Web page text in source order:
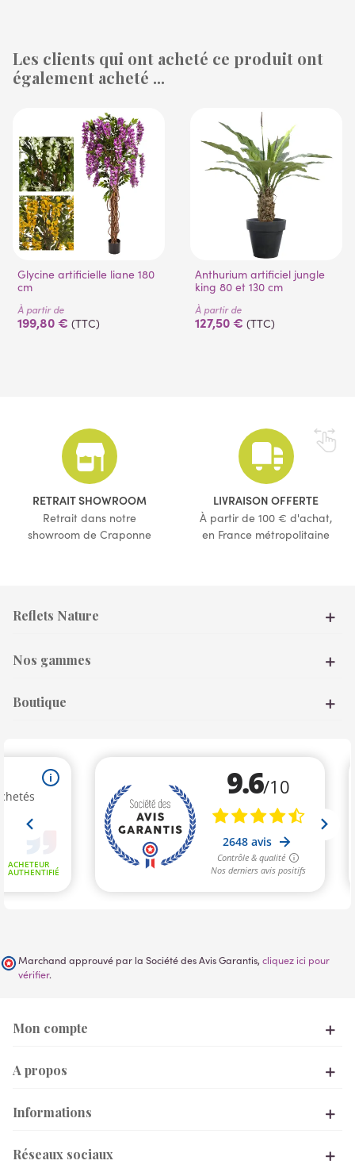
Les clients qui ont acheté ce produit ont
également acheté ...
Glycine artificielle liane 180
cm
À partir de
199,80 € (TTC)
Anthurium artificiel jungle
king 80 et 130 cm
À partir de
127,50 € (TTC)
RETRAIT SHOWROOM
Retrait dans notre
showroom de Craponne
LIVRAISON OFFERTE
À partir de 100 € d'achat,
en France métropolitaine
Reflets Nature
Nos gammes
Boutique
Marchand approuvé par la Société des Avis Garantis, cliquez ici pour
vérifier.
Mon compte
A propos
Informations
Réseaux sociaux